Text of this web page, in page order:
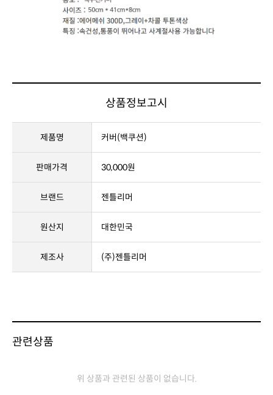
상품정보고시
제품명 커버(백쿠션)
판매가격 30,000원
브랜드 젠틀리머
원산지 대한민국
제조사 (주)젠틀리머
관련상품
위 상품과 관련된 상품이 없습니다.